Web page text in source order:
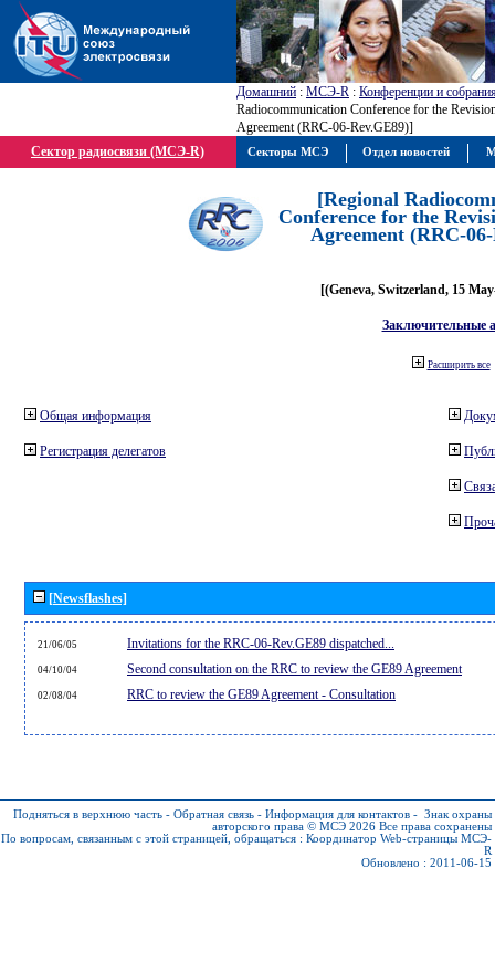
Домашний : МСЭ-R : Конференции и
Radiocommunication Conference for the
Agreement (RRC-06-Rev.GE89)]
Сектор радиосвязи (МСЭ-R)
[Regional
Conference for the
Agreement (RRC-
[(Geneva, Switzerland, 15
Заключительные
Расширить все
Общая информация
Регистрация делегатов
[Newsflashes]
21/06/05 Invitations for the RRC-06-Rev.GE89 dispatched...
04/10/04 Second consultation on the RRC to review the GE89 Agreement
02/08/04 RRC to review the GE89 Agreement - Consultation
Подняться в верхнюю часть - Обратная связь - Информация для контактов - Знак охраны
авторского права © МСЭ 2026 Все права сохранены
По вопросам, связанным с этой страницей, обращаться : Координатор Web-страницы МСЭ-
R
Обновлено : 2011-06-15
Секторы МСЭ Отдел новостей